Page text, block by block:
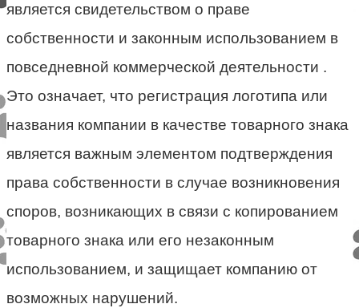
является свидетельством о праве
собственности и законным использованием в
повседневной коммерческой деятельности .
Это означает, что регистрация логотипа или
названия компании в качестве товарного знака
является важным элементом подтверждения
права собственности в случае возникновения
споров, возникающих в связи с копированием
товарного знака или его незаконным
использованием, и защищает компанию от
возможных нарушений.